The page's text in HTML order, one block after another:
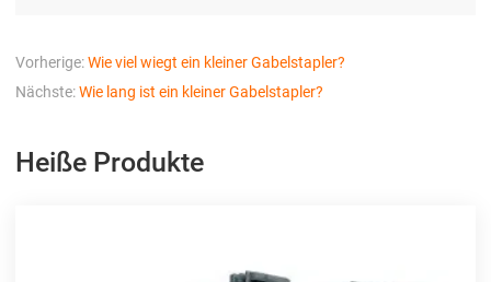
Vorherige:Wie viel wiegt ein kleiner Gabelstapler?
Nächste:Wie lang ist ein kleiner Gabelstapler?
Heiße Produkte